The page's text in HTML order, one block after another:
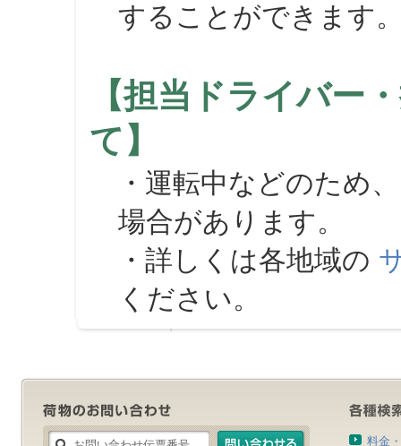
することができます
【担当ドライバー
て】
・運転中などのため
場合があります。
・詳しくは各地域の
ください。
料金